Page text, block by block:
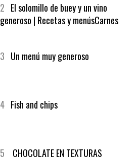
2 El solomillo de buey y un vino
generoso | Recetas y menúsCarnes
3 Un menú muy generoso
4 Fish and chips
5 CHOCOLATE EN TEXTURAS